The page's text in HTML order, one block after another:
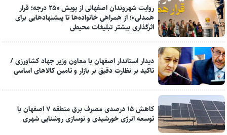
روایت شهروندان اصفهانی از پویش «۲۵ درجه؛ قرار
همدلی»؛ از همراهی خانواده‌ها تا پیشنهادهایی برای
اثرگذاری بیشتر تبلیغات محیطی
دیدار استاندار اصفهان با معاون وزیر جهاد کشاورزی /
تاکید بر نظارت دقیق بر بازار و تامین کالاهای اساسی
کاهش ۱۵ درصدی مصرف برق منطقه ۷ اصفهان با
توسعه انرژی خورشیدی و نوسازی روشنایی شهری